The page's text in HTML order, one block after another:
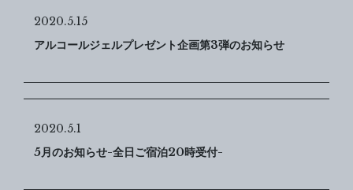
2020.5.15
アルコールジェルプレゼント企画第3弾のお知らせ
2020.5.1
5月のお知らせ-全日ご宿泊20時受付-